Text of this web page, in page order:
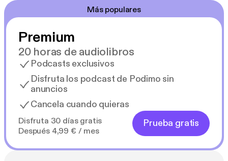
Más populares
Premium
20 horas de audiolibros
Podcasts exclusivos
Disfruta los podcast de Podimo sin
anuncios
Cancela cuando quieras
Disfruta 30 días gratis
Después 4,99 € / mes
Prueba gratis